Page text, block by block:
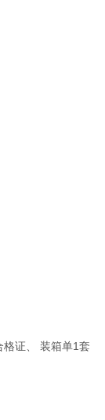
格证、 装箱单1套